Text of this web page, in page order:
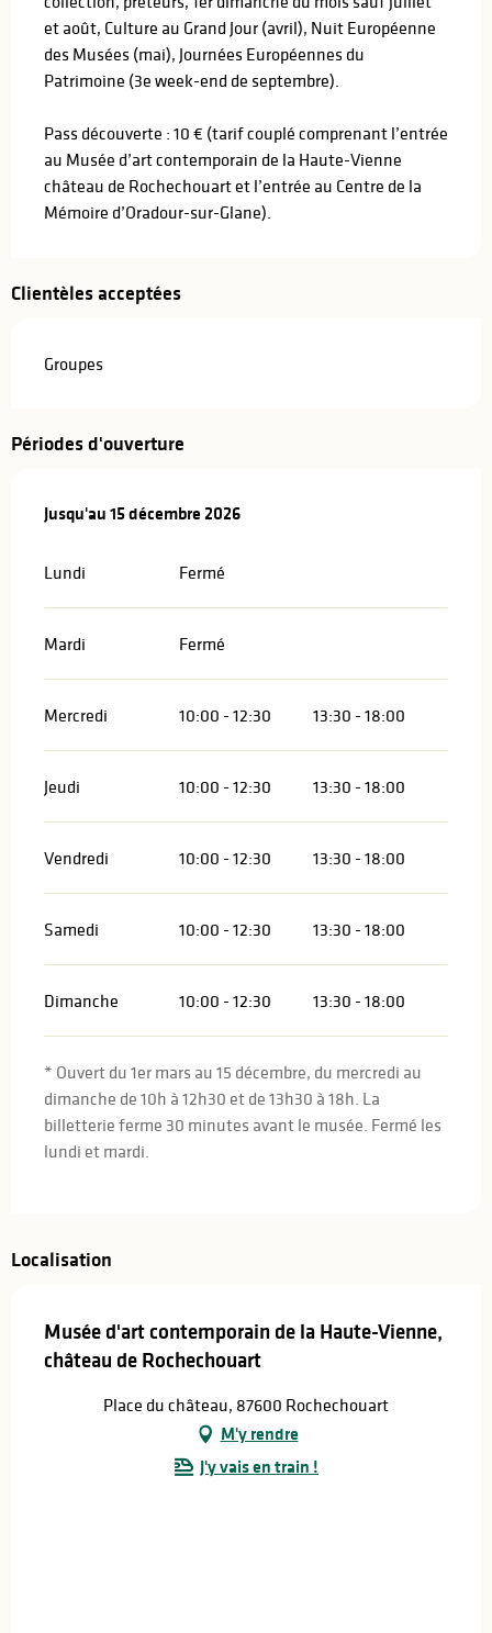
et août, Culture au Grand Jour (avril), Nuit Européenne
des Musées (mai), Journées Européennes du
Patrimoine (3e week-end de septembre).
Pass découverte : 10 € (tarif couplé comprenant l’entrée
au Musée d’art contemporain de la Haute-Vienne
château de Rochechouart et l’entrée au Centre de la
Mémoire d’Oradour-sur-Glane).
Clientèles acceptées
Groupes
Périodes d'ouverture
Du1 mars 2026au15 décembre 2026
Jusqu'au15 décembre 2026
Lundi Fermé
Mardi Fermé
Mercredi 10:00 - 12:30 13:30 - 18:00
Jeudi 10:00 - 12:30 13:30 - 18:00
Vendredi 10:00 - 12:30 13:30 - 18:00
Samedi 10:00 - 12:30 13:30 - 18:00
Dimanche 10:00 - 12:30 13:30 - 18:00
* Ouvert du 1er mars au 15 décembre, du mercredi au
dimanche de 10h à 12h30 et de 13h30 à 18h. La
billetterie ferme 30 minutes avant le musée. Fermé les
lundi et mardi.
Localisation
Musée d'art contemporain de la Haute-Vienne,
château de Rochechouart
Place du château, 87600 Rochechouart
M'y rendre
J'y vais en train !